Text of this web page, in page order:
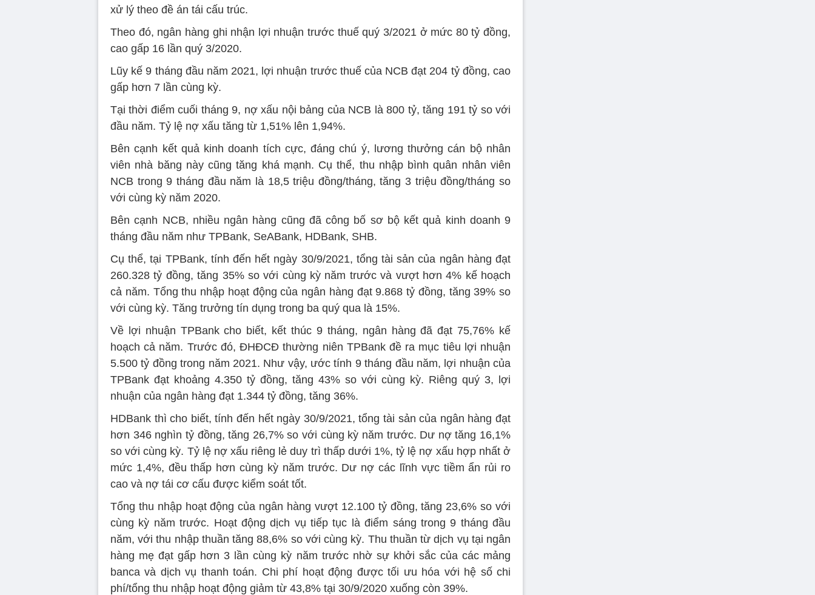
xử lý theo đề án tái cấu trúc.
Theo đó, ngân hàng ghi nhận lợi nhuận trước thuế quý 3/2021 ở mức 80 tỷ đồng,
cao gấp 16 lần quý 3/2020.
Lũy kế 9 tháng đầu năm 2021, lợi nhuận trước thuế của NCB đạt 204 tỷ đồng, cao
gấp hơn 7 lần cùng kỳ.
Tại thời điểm cuối tháng 9, nợ xấu nội bảng của NCB là 800 tỷ, tăng 191 tỷ so với
đầu năm. Tỷ lệ nợ xấu tăng từ 1,51% lên 1,94%.
Bên cạnh kết quả kinh doanh tích cực, đáng chú ý, lương thưởng cán bộ nhân
viên nhà băng này cũng tăng khá mạnh. Cụ thể, thu nhập bình quân nhân viên
NCB trong 9 tháng đầu năm là 18,5 triệu đồng/tháng, tăng 3 triệu đồng/tháng so
với cùng kỳ năm 2020.
Bên cạnh NCB, nhiều ngân hàng cũng đã công bố sơ bộ kết quả kinh doanh 9
tháng đầu năm như TPBank, SeABank, HDBank, SHB.
Cụ thể, tại TPBank, tính đến hết ngày 30/9/2021, tổng tài sản của ngân hàng đạt
260.328 tỷ đồng, tăng 35% so với cùng kỳ năm trước và vượt hơn 4% kế hoạch
cả năm. Tổng thu nhập hoạt động của ngân hàng đạt 9.868 tỷ đồng, tăng 39% so
với cùng kỳ. Tăng trưởng tín dụng trong ba quý qua là 15%.
Về lợi nhuận TPBank cho biết, kết thúc 9 tháng, ngân hàng đã đạt 75,76% kế
hoạch cả năm. Trước đó, ĐHĐCĐ thường niên TPBank đề ra mục tiêu lợi nhuận
5.500 tỷ đồng trong năm 2021. Như vậy, ước tính 9 tháng đầu năm, lợi nhuận của
TPBank đạt khoảng 4.350 tỷ đồng, tăng 43% so với cùng kỳ. Riêng quý 3, lợi
nhuận của ngân hàng đạt 1.344 tỷ đồng, tăng 36%.
HDBank thì cho biết, tính đến hết ngày 30/9/2021, tổng tài sản của ngân hàng đạt
hơn 346 nghìn tỷ đồng, tăng 26,7% so với cùng kỳ năm trước. Dư nợ tăng 16,1%
so với cùng kỳ. Tỷ lệ nợ xấu riêng lẻ duy trì thấp dưới 1%, tỷ lệ nợ xấu hợp nhất ở
mức 1,4%, đều thấp hơn cùng kỳ năm trước. Dư nợ các lĩnh vực tiềm ẩn rủi ro
cao và nợ tái cơ cấu được kiểm soát tốt.
Tổng thu nhập hoạt động của ngân hàng vượt 12.100 tỷ đồng, tăng 23,6% so với
cùng kỳ năm trước. Hoạt động dịch vụ tiếp tục là điểm sáng trong 9 tháng đầu
năm, với thu nhập thuần tăng 88,6% so với cùng kỳ. Thu thuần từ dịch vụ tại ngân
hàng mẹ đạt gấp hơn 3 lần cùng kỳ năm trước nhờ sự khởi sắc của các mảng
banca và dịch vụ thanh toán. Chi phí hoạt động được tối ưu hóa với hệ số chi
phí/tổng thu nhập hoạt động giảm từ 43,8% tại 30/9/2020 xuống còn 39%.